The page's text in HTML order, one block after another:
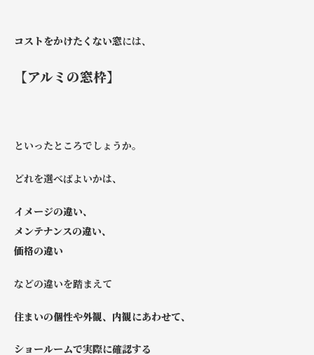
コストをかけたくない窓には、
【アルミの窓枠】
といったところでしょうか。
どれを選べばよいかは、
イメージの違い、
メンテナンスの違い、
価格の違い
などの違いを踏まえて
住まいの個性や外観、内観にあわせて、
ショールームで実際に確認する